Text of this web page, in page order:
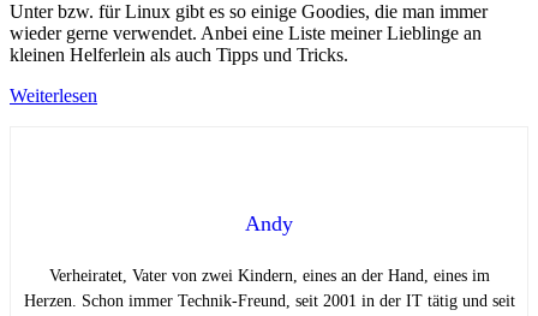
Unter bzw. für Linux gibt es so einige Goodies, die man immer
wieder gerne verwendet. Anbei eine Liste meiner Lieblinge an
kleinen Helferlein als auch Tipps und Tricks.
Weiterlesen
Andy
Verheiratet, Vater von zwei Kindern, eines an der Hand, eines im
Herzen. Schon immer Technik-Freund, seit 2001 in der IT tätig und seit